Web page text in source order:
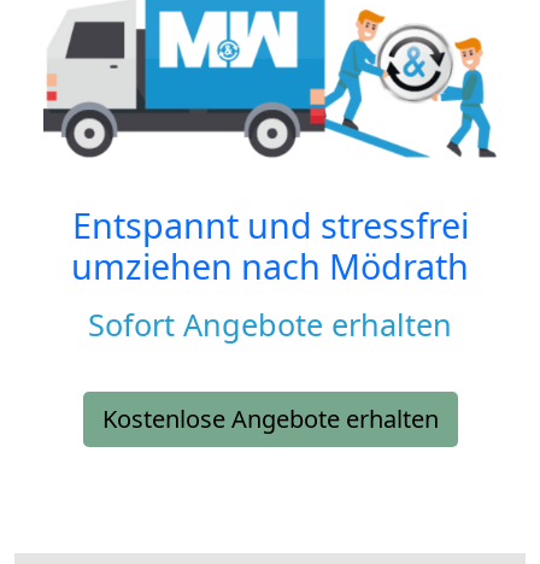
Entspannt und stressfrei
umziehen nach Mödrath
Sofort Angebote erhalten
Kostenlose Angebote erhalten